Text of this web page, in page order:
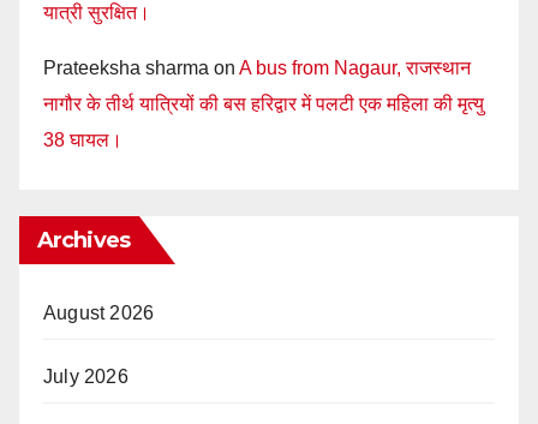
यात्री सुरक्षित।
Prateeksha sharma on A bus from Nagaur, राजस्थान
नागौर के तीर्थ यात्रियों की बस हरिद्वार में पलटी एक महिला की मृत्यु
38 घायल।
Archives
August 2026
July 2026